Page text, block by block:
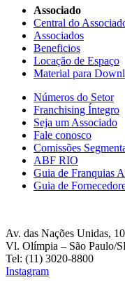
Associado
Central do
Associados
Beneficios
Locação de Espaço
Material para
Números do Setor
Franchising Íntegro
Seja um Associado
Fale conosco
Comissões
ABF RIO
Guia de Franquias
Guia de
Av. das Nações Unidas,
Vl. Olímpia – São Paulo/
Tel: (11) 3020-8800
Instagram